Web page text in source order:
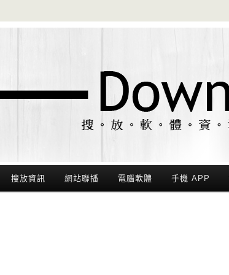
搜放資訊 網站聯播 電腦軟體 手機 APP